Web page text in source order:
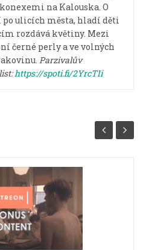
na Kalouska. O
po ulicích města, hladí děti
rozdává květiny. Mezi
černé perly a ve volných
Parzivalův
https://spoti.fi/2YrcTIi